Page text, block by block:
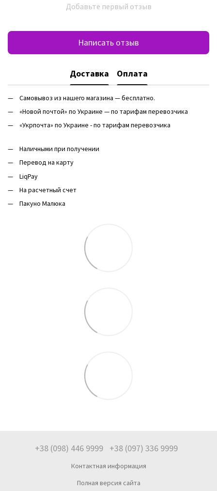
Добавьте первый отзыв
Написать отзыв
Доставка Оплата
Самовывоз из нашего магазина — бесплатно.
«Новой почтой» по Украине — по тарифам перевозчика
«Укрпочта» по Украине - по тарифам перевозчика
Наличными при получении
Перевод на карту
LiqPay
На расчетный счет
Пакуно Малюка
+38 (098) 446 9999 +38 (097) 336 9999
Контактная информация
Полная версия сайта